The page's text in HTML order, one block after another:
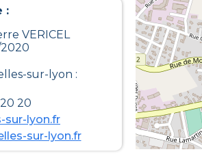
:
VERICEL
sur-lyon :
20
sur-lyon.fr
sur-lyon.fr